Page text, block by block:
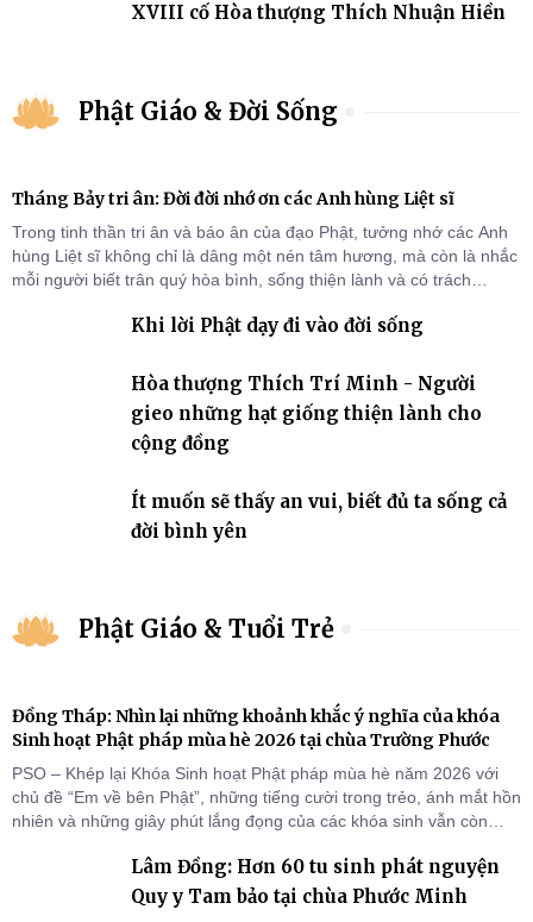
XVIII cố Hòa thượng Thích Nhuận Hiền
Phật Giáo & Đời Sống
Tháng Bảy tri ân: Đời đời nhớ ơn các Anh hùng Liệt sĩ
Trong tinh thần tri ân và báo ân của đạo Phật, tưởng nhớ các Anh
hùng Liệt sĩ không chỉ là dâng một nén tâm hương, mà còn là nhắc
mỗi người biết trân quý hòa bình, sống thiện lành và có trách
Khi lời Phật dạy đi vào đời sống
Hòa thượng Thích Trí Minh - Người
gieo những hạt giống thiện lành cho
cộng đồng
Ít muốn sẽ thấy an vui, biết đủ ta sống cả
đời bình yên
Phật Giáo & Tuổi Trẻ
Đồng Tháp: Nhìn lại những khoảnh khắc ý nghĩa của khóa
Sinh hoạt Phật pháp mùa hè 2026 tại chùa Trường Phước
PSO – Khép lại Khóa Sinh hoạt Phật pháp mùa hè năm 2026 với
chủ đề “Em về bên Phật”, những tiếng cười trong trẻo, ánh mắt hồn
nhiên và những giây phút lắng đọng của các khóa sinh vẫn còn
Tháp). Những tuần tu học ngắn ngủi nhưng đã trở thành hành
trang quý báu, gieo những hạt giống thiện l
Lâm Đồng: Hơn 60 tu sinh phát nguyện
Quy y Tam bảo tại chùa Phước Minh